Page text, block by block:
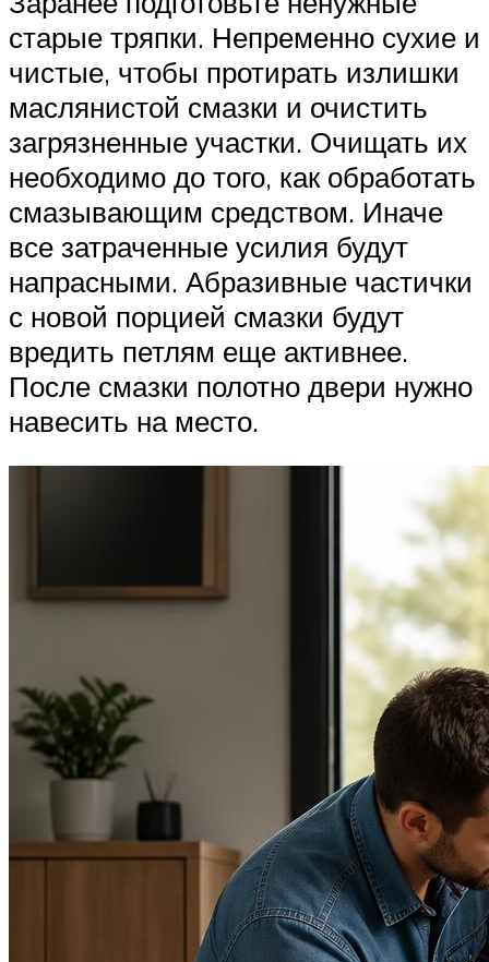
старые тряпки. Непременно сухие и
чистые, чтобы протирать излишки
маслянистой смазки и очистить
загрязненные участки. Очищать их
необходимо до того, как обработать
смазывающим средством. Иначе
все затраченные усилия будут
напрасными. Абразивные частички
с новой порцией смазки будут
вредить петлям еще активнее.
После смазки полотно двери нужно
навесить на место.